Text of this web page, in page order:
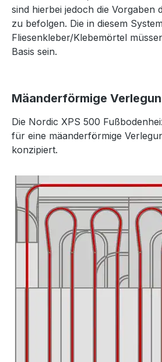
sind hierbei jedoch die Vorgaben
zu befolgen. Die in diesem
Fliesenkleber/Klebemörtel
Basis sein.
Mäanderförmige
Die Nordic XPS 500
für eine mäanderförmige
konzipiert.